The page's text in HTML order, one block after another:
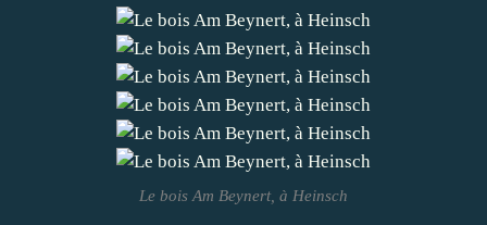
Le bois Am Beynert, à Heinsch